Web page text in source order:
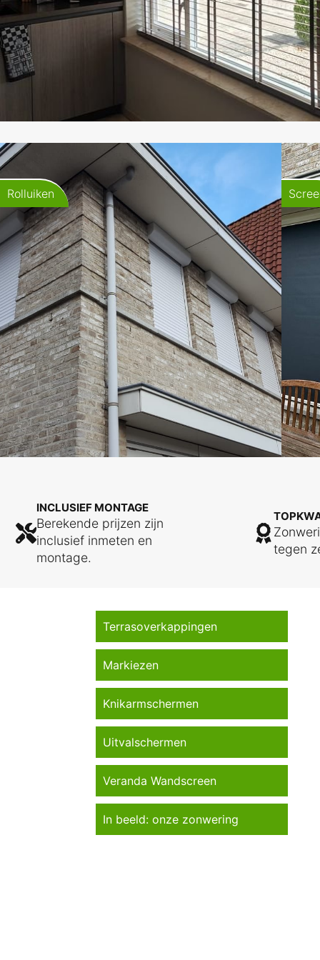
Rolluiken
INCLUSIEF MONTAGE
Berekende prijzen zijn
inclusief inmeten en
montage.
tegen
Terrasoverkappingen
Markiezen
Knikarmschermen
Uitvalschermen
Veranda Wandscreen
In beeld: onze zonwering